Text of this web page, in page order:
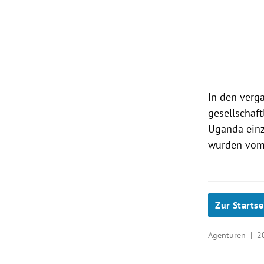
In den
Uganda
wurden
Zur
Agenturen |